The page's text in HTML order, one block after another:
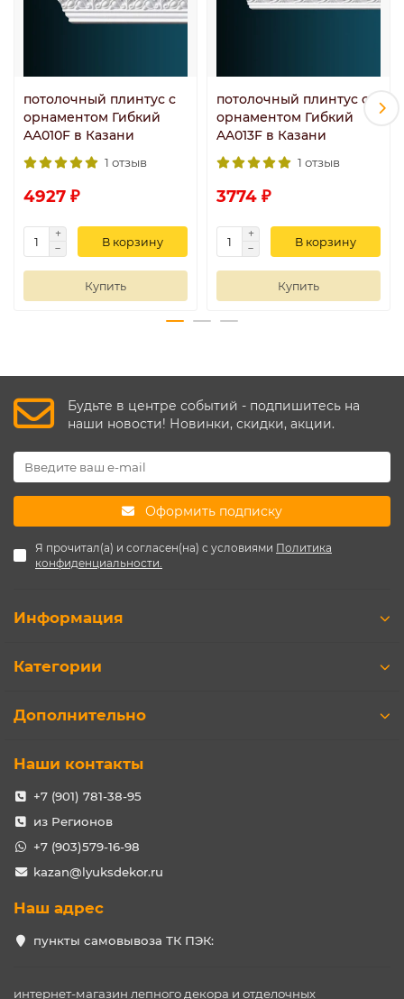
потолочный плинтус с
орнаментом Гибкий
AA010F в Казани
1 отзыв
4927 ₽
В корзину
Купить
потолочный плинтус с
орнаментом Гибкий
AA013F в Казани
1 отзыв
3774 ₽
В корзину
Купить
Будьте в центре событий - подпишитесь на
наши новости! Новинки, скидки, акции.
Оформить подписку
Я прочитал(а) и согласен(на) с условиями Политика
конфиденциальности.
Информация
Категории
Дополнительно
Наши контакты
+7 (901) 781-38-95
из Регионов
+7 (903)579-16-98
kazan@lyuksdekor.ru
Наш адрес
пункты самовывоза ТК ПЭК:
интернет-магазин лепного декора и отделочных